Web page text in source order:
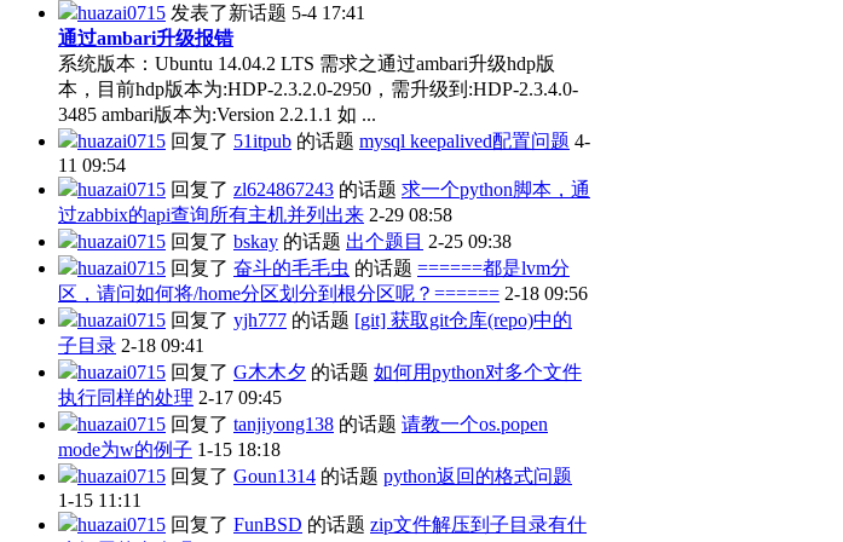
huazai0715 发表了新话题 5-4 17:41
通过ambari升级报错
系统版本：Ubuntu 14.04.2 LTS 需求之通过ambari升级hdp版
本，目前hdp版本为:HDP-2.3.2.0-2950，需升级到:HDP-2.3.4.0-
3485 ambari版本为:Version 2.2.1.1 如 ...
huazai0715 回复了 51itpub 的话题 mysql keepalived配置问题 4-
11 09:54
huazai0715 回复了 zl624867243 的话题 求一个python脚本，通
过zabbix的api查询所有主机并列出来 2-29 08:58
huazai0715 回复了 bskay 的话题 出个题目 2-25 09:38
huazai0715 回复了 奋斗的毛毛虫 的话题 ======都是lvm分
区，请问如何将/home分区划分到根分区呢？====== 2-18 09:56
huazai0715 回复了 yjh777 的话题 [git] 获取git仓库(repo)中的
子目录 2-18 09:41
huazai0715 回复了 G木木夕 的话题 如何用python对多个文件
执行同样的处理 2-17 09:45
huazai0715 回复了 tanjiyong138 的话题 请教一个os.popen
mode为w的例子 1-15 18:18
huazai0715 回复了 Goun1314 的话题 python返回的格式问题
1-15 11:11
huazai0715 回复了 FunBSD 的话题 zip文件解压到子目录有什